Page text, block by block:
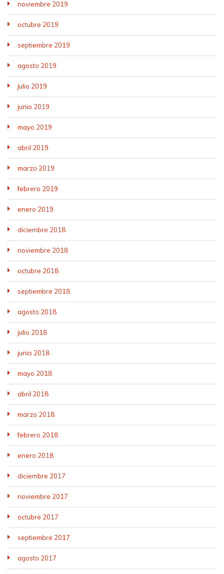
noviembre 2019
octubre 2019
septiembre 2019
agosto 2019
julio 2019
junio 2019
mayo 2019
abril 2019
marzo 2019
febrero 2019
enero 2019
diciembre 2018
noviembre 2018
octubre 2018
septiembre 2018
agosto 2018
julio 2018
junio 2018
mayo 2018
abril 2018
marzo 2018
febrero 2018
enero 2018
diciembre 2017
noviembre 2017
octubre 2017
septiembre 2017
agosto 2017